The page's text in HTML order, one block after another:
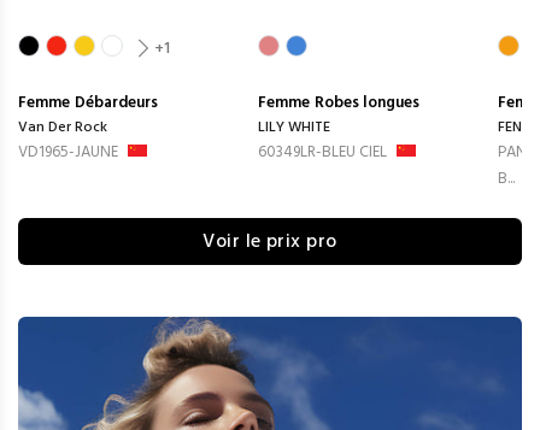
+1
Femme Débardeurs
Van Der Rock
VD1965-JAUNE
Femme Robes longues
LILY WHITE
60349LR-BLEU CIEL
B...
Voir le prix pro